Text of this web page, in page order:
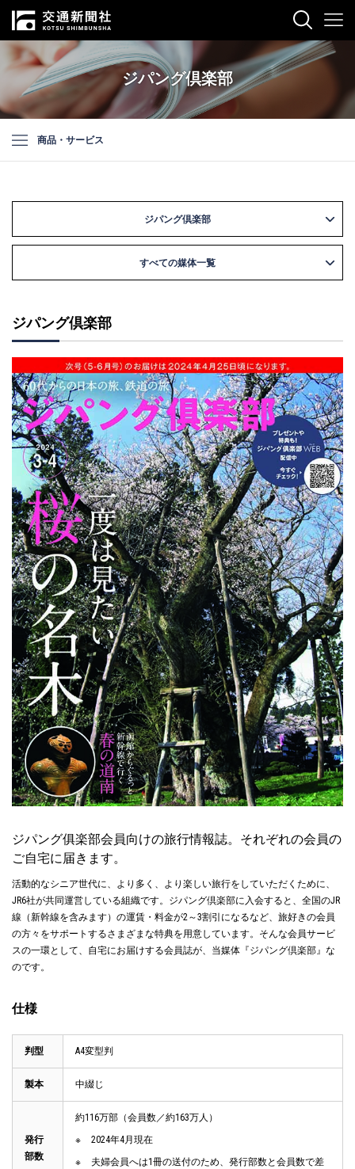
ジパング倶楽部
商品・サービス
ジパング倶楽部
すべての媒体一覧
ジパング倶楽部
ジパング俱楽部会員向けの旅行情報誌。それぞれの会員の
ご自宅に届きます。
活動的なシニア世代に、より多く、より楽しい旅行をしていただくために、
JR6社が共同運営している組織です。ジパング倶楽部に入会すると、全国のJR
線（新幹線を含みます）の運賃・料金が2～3割引になるなど、旅好きの会員
の方々をサポートするさまざまな特典を用意しています。そんな会員サービ
スの一環として、自宅にお届けする会員誌が、当媒体『ジパング倶楽部』な
のです。
仕様
判型 A4変型判
製本 中綴じ
発行
部数
約116万部（会員数／約163万人）
2024年4月現在
夫婦会員へは1冊の送付のため、発行部数と会員数で差